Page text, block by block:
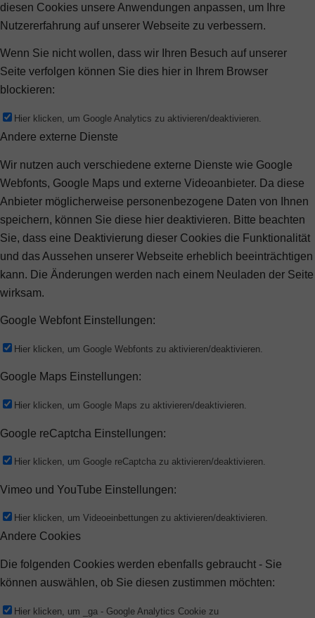
diesen Cookies unsere Anwendungen anpassen, um Ihre
Nutzererfahrung auf unserer Webseite zu verbessern.
Wenn Sie nicht wollen, dass wir Ihren Besuch auf unserer
Seite verfolgen können Sie dies hier in Ihrem Browser
blockieren:
Hier klicken, um Google Analytics zu aktivieren/deaktivieren.
Andere externe Dienste
Wir nutzen auch verschiedene externe Dienste wie Google
Webfonts, Google Maps und externe Videoanbieter. Da diese
Anbieter möglicherweise personenbezogene Daten von Ihnen
speichern, können Sie diese hier deaktivieren. Bitte beachten
Sie, dass eine Deaktivierung dieser Cookies die Funktionalität
und das Aussehen unserer Webseite erheblich beeinträchtigen
kann. Die Änderungen werden nach einem Neuladen der Seite
wirksam.
Google Webfont Einstellungen:
Hier klicken, um Google Webfonts zu aktivieren/deaktivieren.
Google Maps Einstellungen:
Hier klicken, um Google Maps zu aktivieren/deaktivieren.
Google reCaptcha Einstellungen:
Hier klicken, um Google reCaptcha zu aktivieren/deaktivieren.
Vimeo und YouTube Einstellungen:
Hier klicken, um Videoeinbettungen zu aktivieren/deaktivieren.
Andere Cookies
Die folgenden Cookies werden ebenfalls gebraucht - Sie
können auswählen, ob Sie diesen zustimmen möchten:
Hier klicken, um _ga - Google Analytics Cookie zu